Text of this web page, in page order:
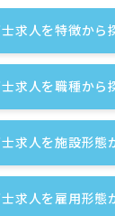
求人を特徴から
求人を職種から
求人を施設形態
求人を雇用形態